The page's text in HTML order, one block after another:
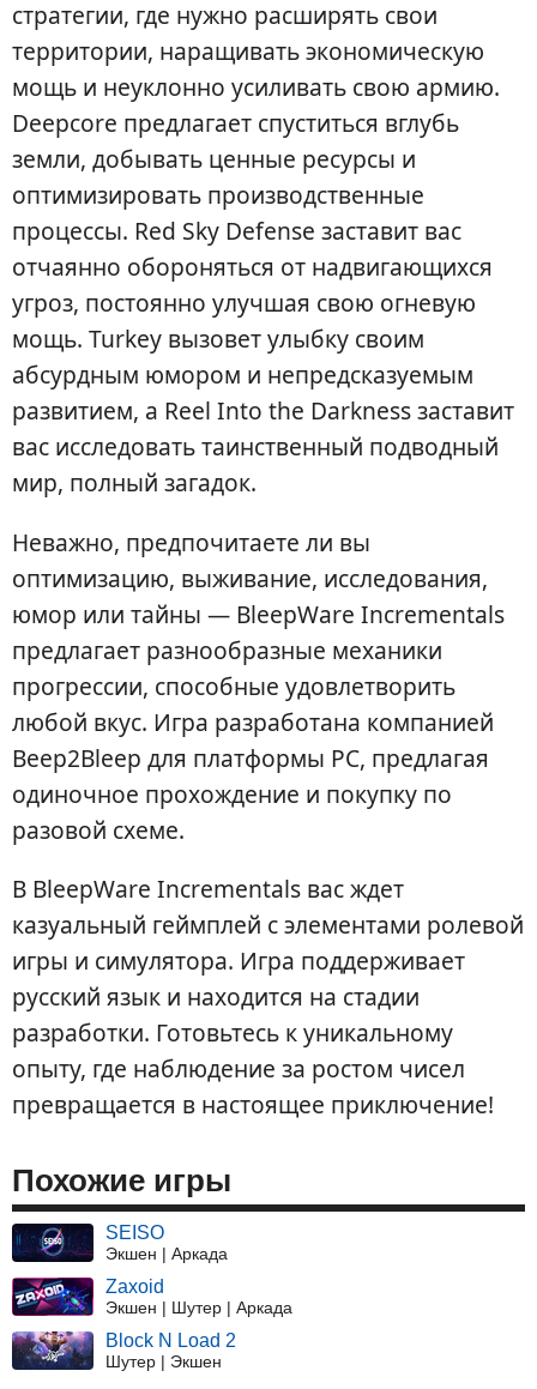
стратегии, где нужно расширять свои
территории, наращивать экономическую
мощь и неуклонно усиливать свою армию.
Deepcore предлагает спуститься вглубь
земли, добывать ценные ресурсы и
оптимизировать производственные
процессы. Red Sky Defense заставит вас
отчаянно обороняться от надвигающихся
угроз, постоянно улучшая свою огневую
мощь. Turkey вызовет улыбку своим
абсурдным юмором и непредсказуемым
развитием, а Reel Into the Darkness заставит
вас исследовать таинственный подводный
мир, полный загадок.
Неважно, предпочитаете ли вы
оптимизацию, выживание, исследования,
юмор или тайны — BleepWare Incrementals
предлагает разнообразные механики
прогрессии, способные удовлетворить
любой вкус. Игра разработана компанией
Beep2Bleep для платформы PC, предлагая
одиночное прохождение и покупку по
разовой схеме.
В BleepWare Incrementals вас ждет
казуальный геймплей с элементами ролевой
игры и симулятора. Игра поддерживает
русский язык и находится на стадии
разработки. Готовьтесь к уникальному
опыту, где наблюдение за ростом чисел
превращается в настоящее приключение!
Похожие игры
SEISO
Экшен | Аркада
Zaxoid
Экшен | Шутер | Аркада
Block N Load 2
Шутер | Экшен